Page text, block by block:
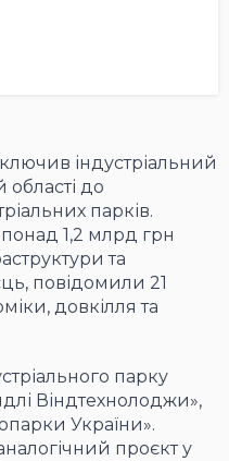
індустріальний
області до
парків.
1,2 млрд грн
та
повідомили 21
довкілля та
парку
Віндтехнолоджи»,
України».
проєкт у